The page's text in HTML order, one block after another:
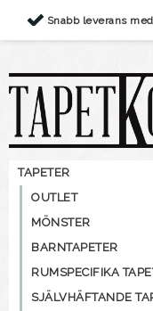
Snabb leverans
TAPETER
OUTLET
MÖNSTER
BARNTAPETER
RUMSPECIFIKA
SJÄLVHÄFTANDE